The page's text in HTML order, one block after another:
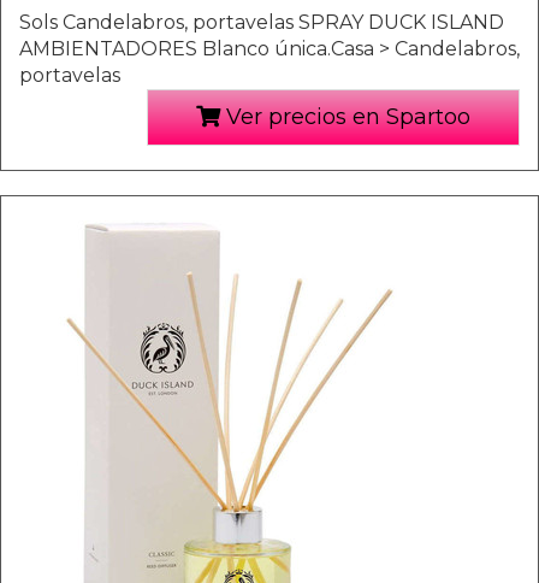
Sols Candelabros, portavelas SPRAY DUCK ISLAND
AMBIENTADORES Blanco única.Casa > Candelabros,
portavelas
Ver precios en Spartoo